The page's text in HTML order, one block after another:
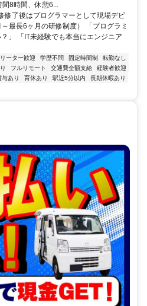
8時間、休憩6...
修了後はプログラマーとして現場デビ
最長6ヶ月の研修制度） 「プログラミ
」 「IT未経験でも本当にエンジニア
ーター歓迎 学歴不問 固定時間制
転勤なし
フルリモート 交通費全額支給
経験者歓迎
与あり 育休あり 駅近5分以内
長期休暇あり